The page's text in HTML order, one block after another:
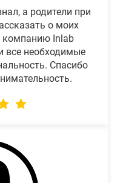
а родители при
о моих
компанию Inlab
все необходимые
Спасибо